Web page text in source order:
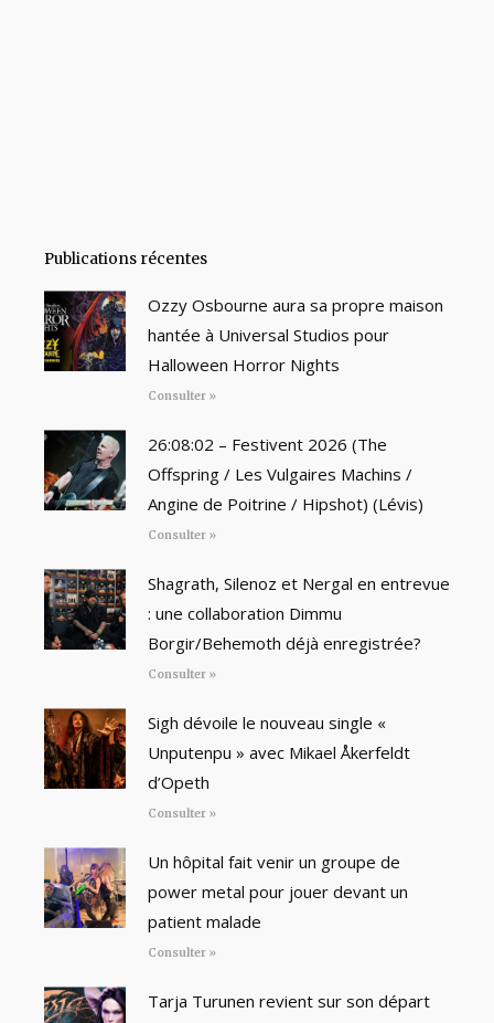
Publications récentes
Ozzy Osbourne aura sa propre maison
hantée à Universal Studios pour
Halloween Horror Nights
Consulter »
26:08:02 – Festivent 2026 (The
Offspring / Les Vulgaires Machins /
Angine de Poitrine / Hipshot) (Lévis)
Consulter »
Shagrath, Silenoz et Nergal en entrevue
: une collaboration Dimmu
Borgir/Behemoth déjà enregistrée?
Consulter »
Sigh dévoile le nouveau single «
Unputenpu » avec Mikael Åkerfeldt
d’Opeth
Consulter »
Un hôpital fait venir un groupe de
power metal pour jouer devant un
patient malade
Consulter »
Tarja Turunen revient sur son départ